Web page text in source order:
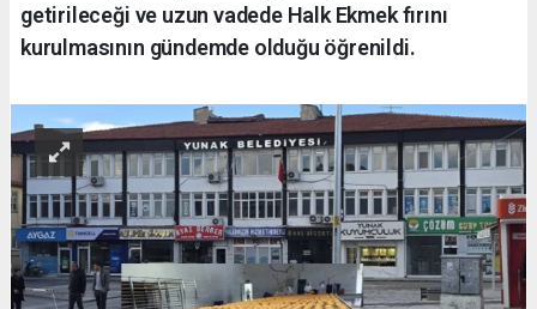
getirileceği ve uzun vadede Halk Ekmek fırını
kurulmasının gündemde olduğu öğrenildi.